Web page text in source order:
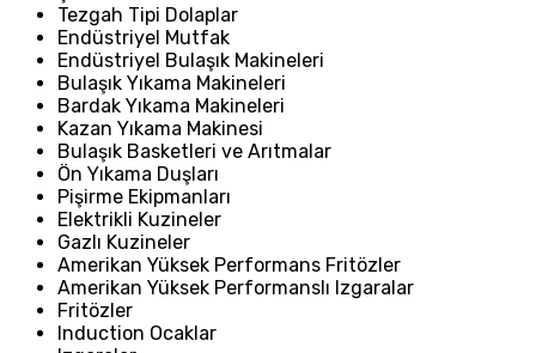
Tezgah Tipi Dolaplar
Endüstriyel Mutfak
Endüstriyel Bulaşık Makineleri
Bulaşık Yıkama Makineleri
Bardak Yıkama Makineleri
Kazan Yıkama Makinesi
Bulaşık Basketleri ve Arıtmalar
Ön Yıkama Duşları
Pişirme Ekipmanları
Elektrikli Kuzineler
Gazlı Kuzineler
Amerikan Yüksek Performans Fritözler
Amerikan Yüksek Performanslı Izgaralar
Fritözler
Induction Ocaklar